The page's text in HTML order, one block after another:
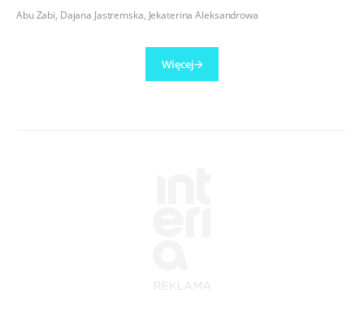
Abu Zabi, Dajana Jastremska, Jekaterina Aleksandrowa
Więcej